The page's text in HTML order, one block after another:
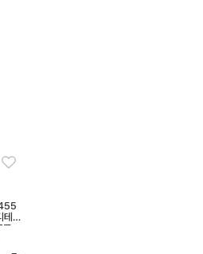
테일
고